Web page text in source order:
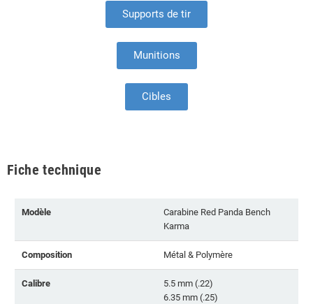
Supports de tir
Munitions
Cibles
Fiche technique
Modèle
Carabine Red Panda Bench
Karma
Composition Métal & Polymère
Calibre
5.5 mm (.22)
6.35 mm (.25)